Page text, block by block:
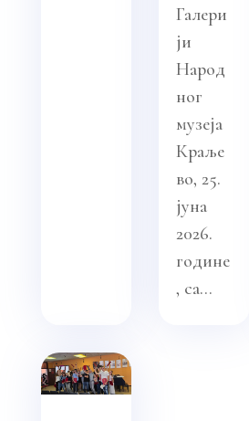
Галери
ји
Народ
ног
музеја
Краље
во, 25.
јуна
2026.
године
, са...